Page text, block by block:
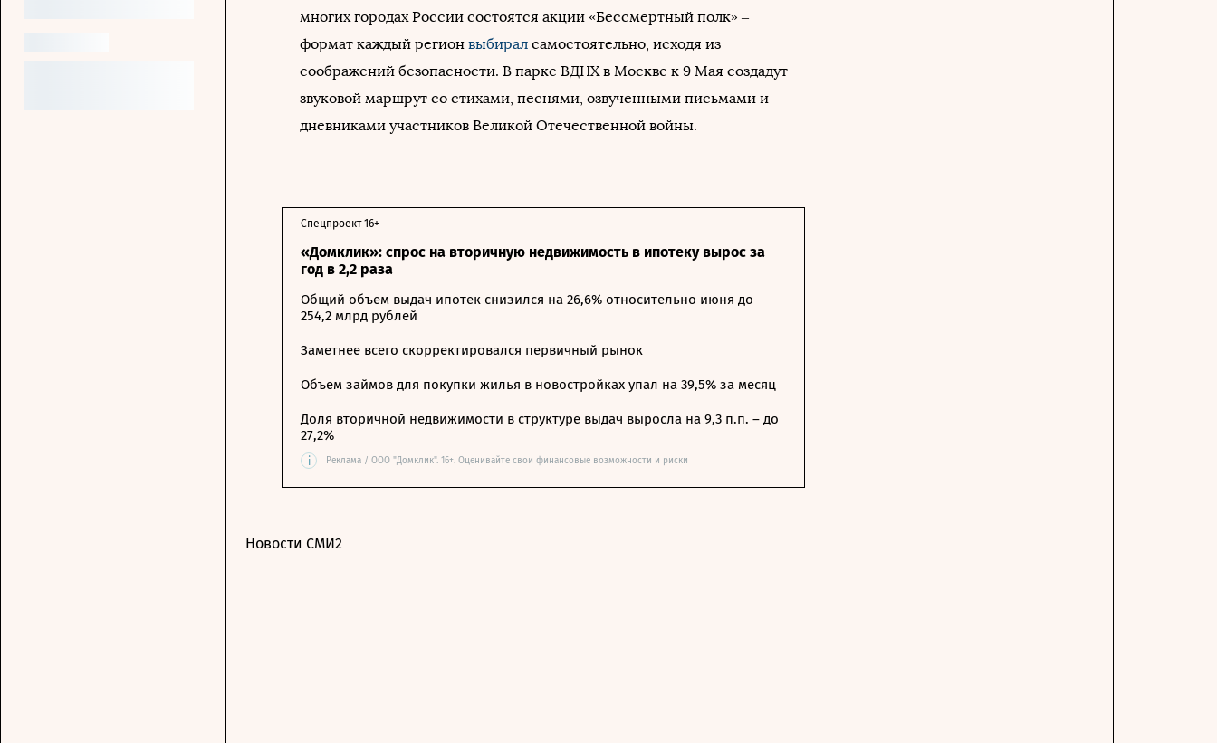
многих городах России состоятся акции «Бессмертный полк» –
формат каждый регион выбирал самостоятельно, исходя из
соображений безопасности. В парке ВДНХ в Москве к 9 Мая создадут
звуковой маршрут со стихами, песнями, озвученными письмами и
дневниками участников Великой Отечественной войны.
«Домклик»: спрос на вторичную недвижимость в ипотеку вырос за
год в 2,2 раза
Спецпроект 16+
Общий объем выдач ипотек снизился на 26,6% относительно июня до
254,2 млрд рублей
Заметнее всего скорректировался первичный рынок
Объем займов для покупки жилья в новостройках упал на 39,5% за месяц
Доля вторичной недвижимости в структуре выдач выросла на 9,3 п.п. – до
27,2%
i Реклама / ООО "Домклик". 16+. Оценивайте свои финансовые возможности и риски
Новости СМИ2